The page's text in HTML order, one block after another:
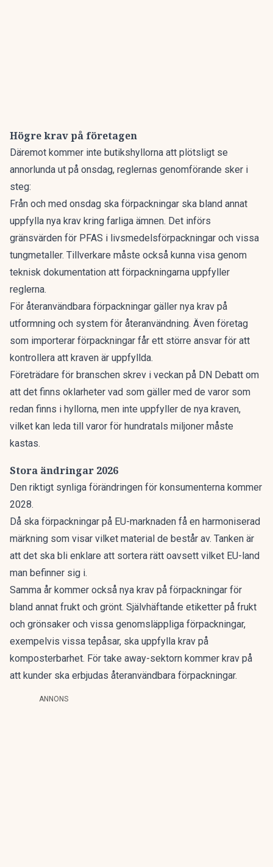
Högre krav på företagen
Däremot kommer inte butikshyllorna att plötsligt se
annorlunda ut på onsdag, reglernas genomförande sker i
steg:
Från och med onsdag ska förpackningar ska bland annat
uppfylla nya krav kring farliga ämnen. Det införs
gränsvärden för PFAS i livsmedelsförpackningar och vissa
tungmetaller. Tillverkare måste också kunna visa genom
teknisk dokumentation att förpackningarna uppfyller
reglerna.
För återanvändbara förpackningar gäller nya krav på
utformning och system för återanvändning. Även företag
som importerar förpackningar får ett större ansvar för att
kontrollera att kraven är uppfyllda.
Företrädare för branschen skrev i veckan på DN Debatt om
att det finns oklarheter vad som gäller med de varor som
redan finns i hyllorna, men inte uppfyller de nya kraven,
vilket kan leda till varor för hundratals miljoner måste
kastas.
Stora ändringar 2026
Den riktigt synliga förändringen för konsumenterna kommer
2028.
Då ska förpackningar på EU-marknaden få en harmoniserad
märkning som visar vilket material de består av. Tanken är
att det ska bli enklare att sortera rätt oavsett vilket EU-land
man befinner sig i.
Samma år kommer också nya krav på förpackningar för
bland annat frukt och grönt. Självhäftande etiketter på frukt
och grönsaker och vissa genomsläppliga förpackningar,
exempelvis vissa tepåsar, ska uppfylla krav på
komposterbarhet. För take away-sektorn kommer krav på
att kunder ska erbjudas återanvändbara förpackningar.
ANNONS